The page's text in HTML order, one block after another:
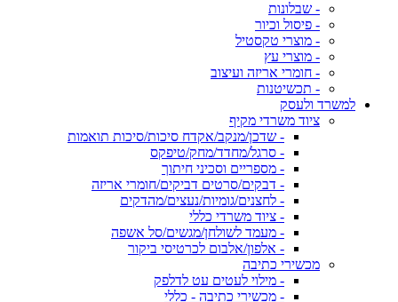
- שבלונות
- פיסול וכיור
- מוצרי טקסטיל
- מוצרי עץ
- חומרי אריזה ועיצוב
- תכשיטנות
למשרד ולעסק
ציוד משרדי מקיף
- שדכן/מנקב/אקדח סיכות/סיכות תואמות
- סרגל/מחדד/מחק/טיפקס
- מספריים וסכיני חיתוך
- דבקים/סרטים דביקים/חומרי אריזה
- לחצנים/גומיות/נעצים/מהדקים
- ציוד משרדי כללי
- מעמד לשולחן/מגשים/סל אשפה
- אלפון/אלבום לכרטיסי ביקור
מכשירי כתיבה
- מילוי לעטים עט לדלפק
- מכשירי כתיבה - כללי